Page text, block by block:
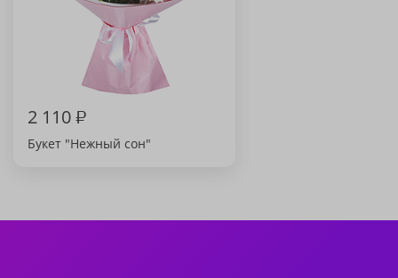
2 110₽
Букет "Нежный сон"